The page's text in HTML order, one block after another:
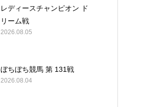
レディースチャンピオン ド
リーム戦
2026.08.05
ぼちぼち競馬 第 131戦
2026.08.04